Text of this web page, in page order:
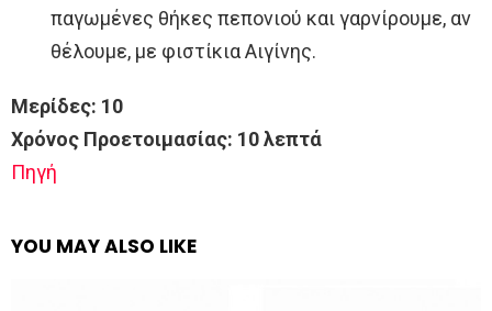
παγωμένες θήκες πεπονιού και γαρνίρουμε, αν
θέλουμε, με φιστίκια Αιγίνης.
Mερίδες: 10
Χρόνος Προετοιμασίας: 10 λεπτά
Πηγή
YOU MAY ALSO LIKE